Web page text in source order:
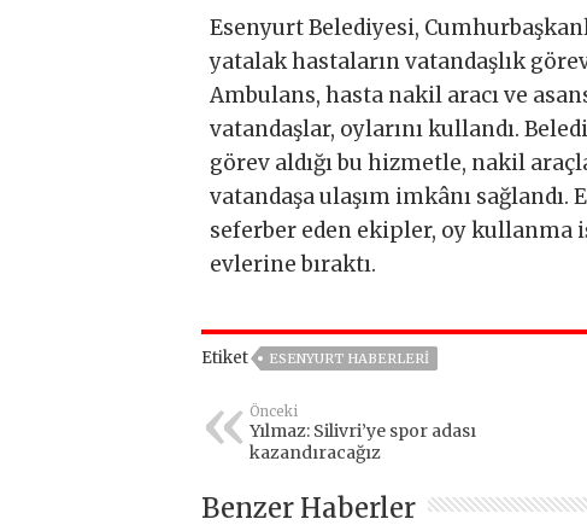
Esenyurt Belediyesi,
yatalak hastaların vatandaşlık
Ambulans, hasta nakil aracı ve
vatandaşlar, oylarını kullandı.
görev aldığı bu hizmetle, nakil
vatandaşa ulaşım imkânı
seferber eden ekipler, oy
evlerine bıraktı.
Etiket ESENYURT HABERLERI
Önceki
Yılmaz: Silivri’ye spor adası
kazandıracağız
Benzer Haberler